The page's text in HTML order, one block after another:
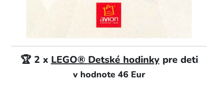
🏆 2 x LEGO® Detské hodinkypre deti
v hodnote 46 Eur